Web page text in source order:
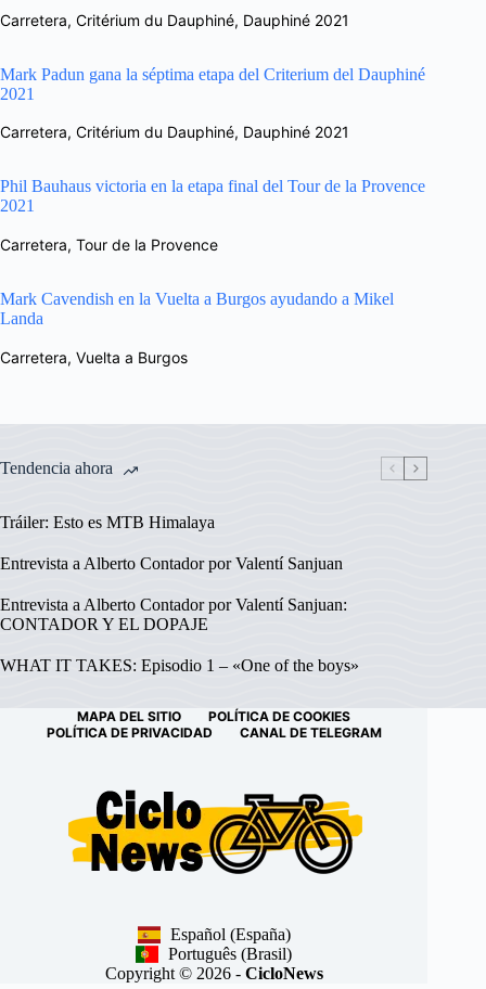
Carretera, Critérium du Dauphiné, Dauphiné 2021
Mark Padun gana la séptima etapa del Criterium del Dauphiné
2021
Carretera, Critérium du Dauphiné, Dauphiné 2021
Phil Bauhaus victoria en la etapa final del Tour de la Provence
2021
Carretera, Tour de la Provence
Mark Cavendish en la Vuelta a Burgos ayudando a Mikel
Landa
Carretera, Vuelta a Burgos
Tendencia ahora
Tráiler: Esto es MTB Himalaya
Entrevista a Alberto Contador por Valentí Sanjuan
Entrevista a Alberto Contador por Valentí Sanjuan:
CONTADOR Y EL DOPAJE
WHAT IT TAKES: Episodio 1 – «One of the boys»
MAPA DEL SITIO
POLÍTICA DE COOKIES
POLÍTICA DE PRIVACIDAD
CANAL DE TELEGRAM
Español (España)
Português (Brasil)
Copyright © 2026 - CicloNews